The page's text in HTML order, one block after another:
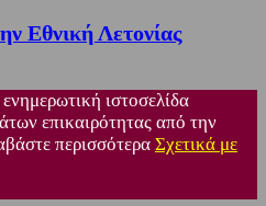
Εθνική Λετονίας
ιστοσελίδα
επικαιρότητας από την
περισσότερα Σχετικά με